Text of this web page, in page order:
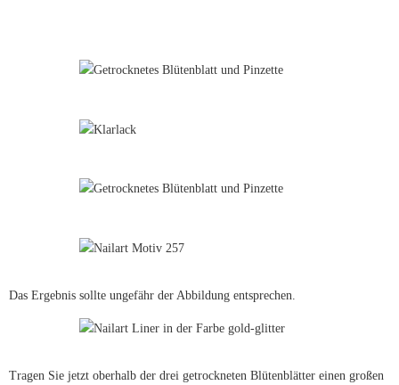
Das Ergebnis sollte ungefähr der Abbildung entsprechen.
Tragen Sie jetzt oberhalb der drei getrockneten Blütenblätter einen großen